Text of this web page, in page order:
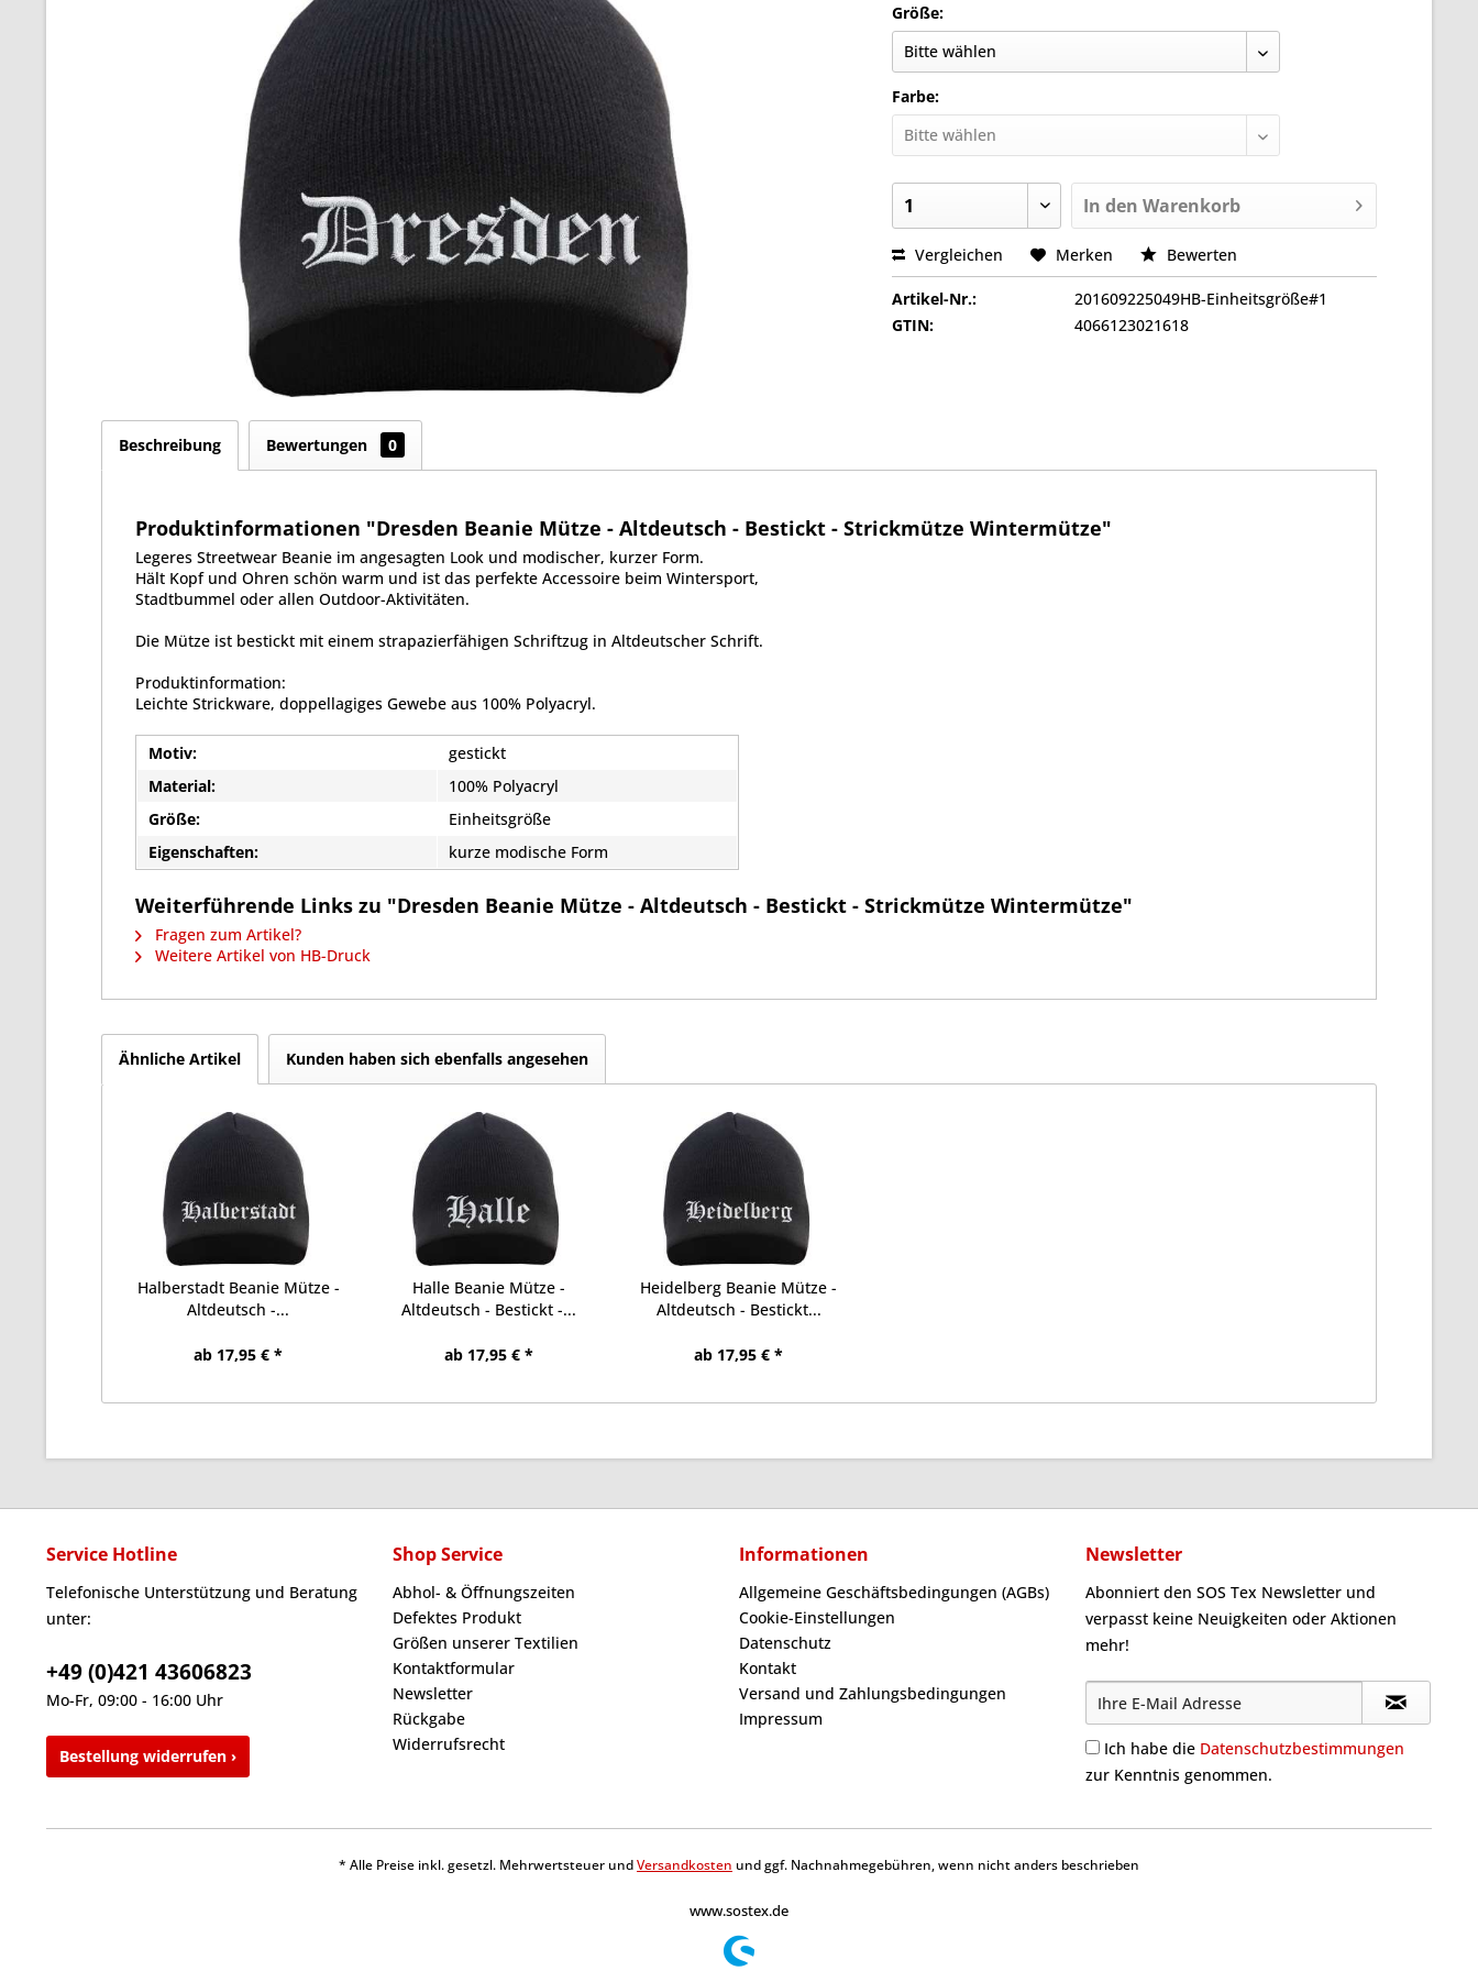
Größe:
Farbe:
In den Warenkorb
Vergleichen Merken Bewerten
Artikel-Nr.:
201609225049HB-Einheitsgröße#1
GTIN:
4066123021618
Beschreibung Bewertungen 0
Produktinformationen "Dresden Beanie Mütze - Altdeutsch - Bestickt - Strickmütze Wintermütze"
Legeres Streetwear Beanie im angesagten Look und modischer, kurzer Form.
Hält Kopf und Ohren schön warm und ist das perfekte Accessoire beim Wintersport,
Stadtbummel oder allen Outdoor-Aktivitäten.
Die Mütze ist bestickt mit einem strapazierfähigen Schriftzug in Altdeutscher Schrift.
Produktinformation:
Leichte Strickware, doppellagiges Gewebe aus 100% Polyacryl.
Motiv:
gestickt
Material:
100% Polyacryl
Größe:
Einheitsgröße
Eigenschaften:
kurze modische Form
Weiterführende Links zu "Dresden Beanie Mütze - Altdeutsch - Bestickt - Strickmütze Wintermütze"
Fragen zum Artikel?
Weitere Artikel von HB-Druck
Ähnliche Artikel Kunden haben sich ebenfalls angesehen
Halberstadt Beanie Mütze -
Altdeutsch -...
ab 17,95 € *
Halle Beanie Mütze -
Altdeutsch - Bestickt -...
ab 17,95 € *
Heidelberg Beanie Mütze -
Altdeutsch - Bestickt...
ab 17,95 € *
Service Hotline
Telefonische Unterstützung und Beratung
unter:
+49 (0)421 43606823
Mo-Fr, 09:00 - 16:00 Uhr
Bestellung widerrufen ›
Shop Service
Abhol- & Öffnungszeiten
Defektes Produkt
Größen unserer Textilien
Kontaktformular
Newsletter
Rückgabe
Widerrufsrecht
Informationen
Allgemeine Geschäftsbedingungen (AGBs)
Cookie-Einstellungen
Datenschutz
Kontakt
Versand und Zahlungsbedingungen
Impressum
Newsletter
Abonniert den SOS Tex Newsletter und
verpasst keine Neuigkeiten oder Aktionen
mehr!
Ich habe die Datenschutzbestimmungen
zur Kenntnis genommen.
* Alle Preise inkl. gesetzl. Mehrwertsteuer undVersandkosten und ggf. Nachnahmegebühren, wenn nicht anders beschrieben
www.sostex.de